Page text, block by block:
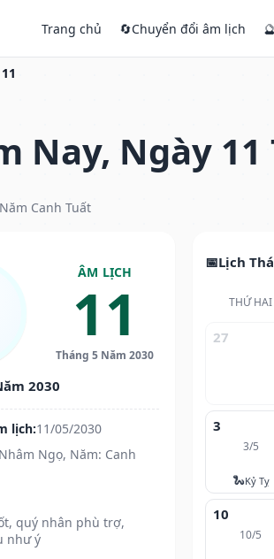
Trang chủ 🔄Chuyển đổi âm lịch 🔮
Nay, Ngày
Canh Tuất
ÂM LỊCH
11
Tháng 5 Năm 2030
2030
lịch:11/05/2030
Ngọ, Năm: Canh
quý nhân phù trợ,
như ý
Lịch
THỨ HAI
27
3
3/5
🐍Kỷ Tỵ
10
10/5